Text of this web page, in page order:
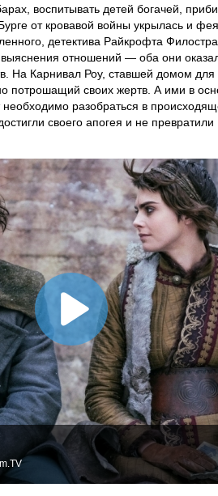
воспитывать детей богачей,
от кровавой войны укрылась и
детектива Райкрофта
отношений — оба они
На Карнивал Роу, ставшей домом для
потрошащий своих жертв. А ими в
разобраться в
своего апогея и не превратили